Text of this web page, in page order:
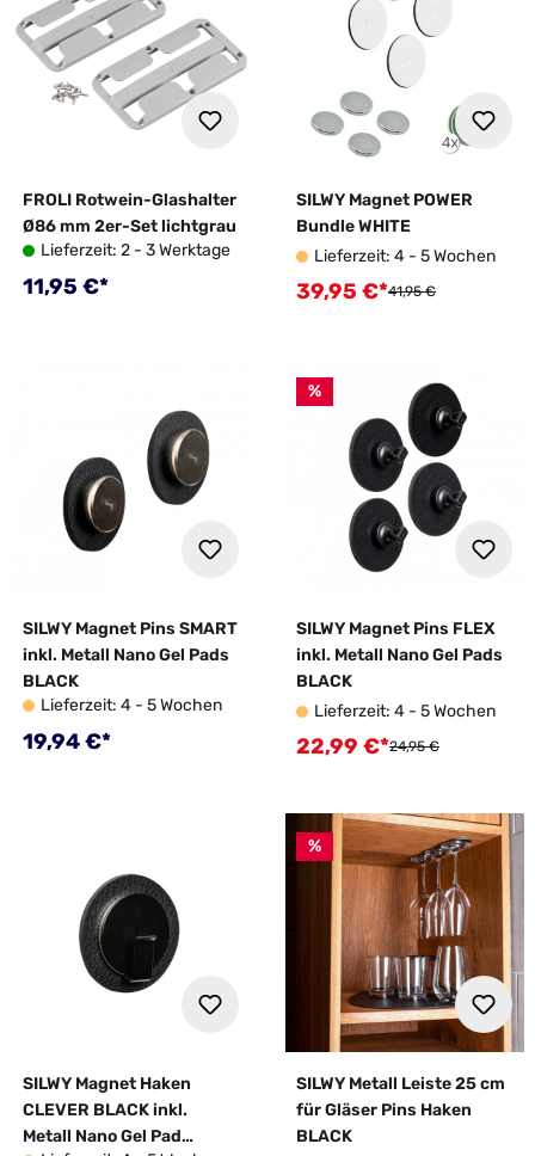
FROLI Rotwein-Glashalter
Ø86 mm 2er-Set lichtgrau
Lieferzeit: 2 - 3 Werktage
Regulärer Preis:
11,95 €*
SILWY Magnet POWER
Bundle WHITE
Lieferzeit: 4 - 5 Wochen
Verkaufspreis:
39,95 €*Regulärer Preis:
41,95 €
SILWY Magnet Pins SMART
inkl. Metall Nano Gel Pads
BLACK
Lieferzeit: 4 - 5 Wochen
Regulärer Preis:
19,94 €*
%
SILWY Magnet Pins FLEX
inkl. Metall Nano Gel Pads
BLACK
Lieferzeit: 4 - 5 Wochen
Verkaufspreis:
22,99 €*Regulärer Preis:
24,95 €
SILWY Magnet Haken
CLEVER BLACK inkl.
Metall Nano Gel Pad
%
SILWY Metall Leiste 25 cm
für Gläser Pins Haken
BLACK